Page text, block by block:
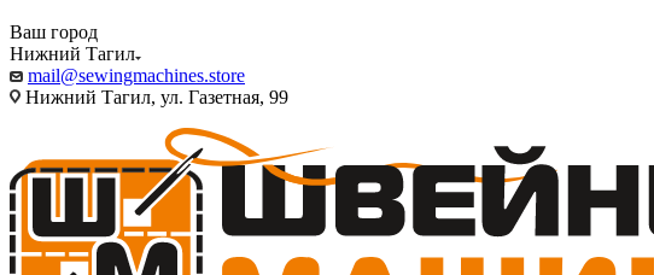
Ваш город
Нижний Тагил
mail@sewingmachines.store
Нижний Тагил, ул. Газетная, 99